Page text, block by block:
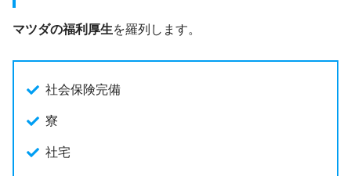
マツダの福利厚生を羅列します。
社会保険完備
寮
社宅